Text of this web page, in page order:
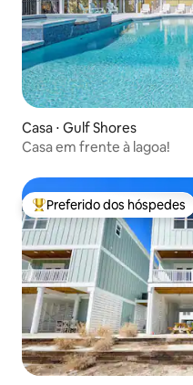
Casa ⋅ Gulf Shores
Casa em frente à lagoa!
Entre os melhores
Preferido dos hóspedes